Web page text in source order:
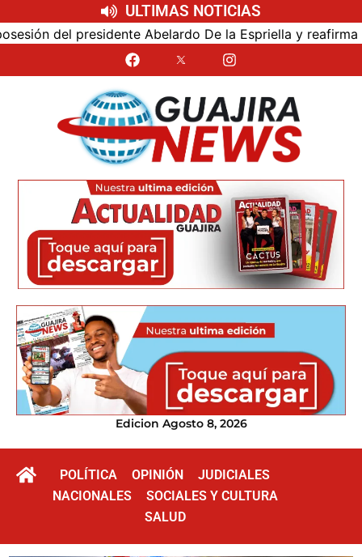
ULTIMAS NOTICIAS
del presidente Abelardo De la Espriella y reafirma su
Edicion Agosto 8, 2026
POLÍTICA OPINIÓN
JUDICIALES
NACIONALES
SOCIALES Y CULTURA
SALUD